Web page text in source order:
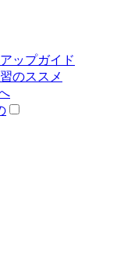
ップガイド
のススメ